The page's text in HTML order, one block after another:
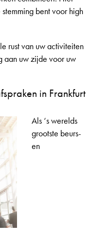
bent voor high
rust van uw activiteiten
aan uw zijde voor uw
in Frankfurt
Als ‘s werelds
grootste beurs-
en